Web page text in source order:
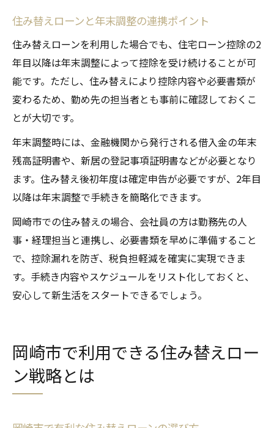
住み替えローンと年末調整の連携ポイント
住み替えローンを利用した場合でも、住宅ローン控除の2
年目以降は年末調整によって控除を受け続けることが可
能です。ただし、住み替えにより控除内容や必要書類が
変わるため、勤め先の担当者とも事前に確認しておくこ
とが大切です。
年末調整時には、金融機関から発行される借入金の年末
残高証明書や、新居の登記事項証明書などが必要となり
ます。住み替え後初年度は確定申告が必要ですが、2年目
以降は年末調整で手続きを簡略化できます。
岡崎市での住み替えの場合、会社員の方は勤務先の人
事・経理担当と連携し、必要書類を早めに準備すること
で、控除漏れを防ぎ、税負担軽減を確実に実現できま
す。手続き内容やスケジュールをリスト化しておくと、
安心して新生活をスタートできるでしょう。
岡崎市で利用できる住み替えロー
ン戦略とは